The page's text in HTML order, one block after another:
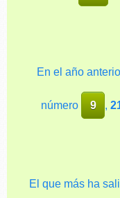
En el año
número 9 ,
El que más ha